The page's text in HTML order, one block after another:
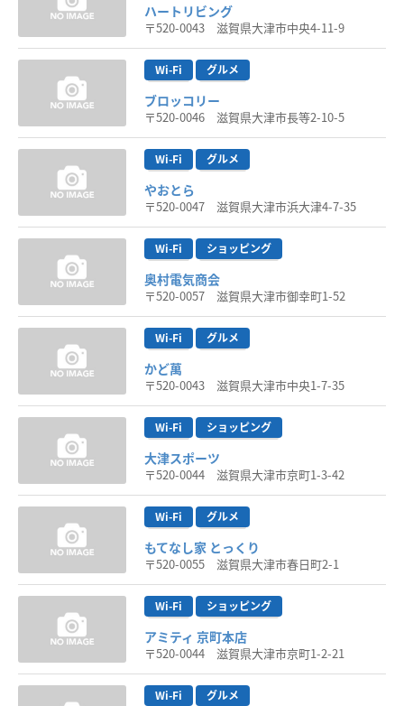
ハートリビング
〒520-0043 滋賀県大津市中央4-11-9
Wi-Fi グルメ
ブロッコリー
〒520-0046 滋賀県大津市長等2-10-5
Wi-Fi グルメ
やおとら
〒520-0047 滋賀県大津市浜大津4-7-35
Wi-Fi ショッピング
奥村電気商会
〒520-0057 滋賀県大津市御幸町1-52
Wi-Fi グルメ
かど萬
〒520-0043 滋賀県大津市中央1-7-35
Wi-Fi ショッピング
大津スポーツ
〒520-0044 滋賀県大津市京町1-3-42
Wi-Fi グルメ
もてなし家 とっくり
〒520-0055 滋賀県大津市春日町2-1
Wi-Fi ショッピング
アミティ 京町本店
〒520-0044 滋賀県大津市京町1-2-21
Wi-Fi グルメ